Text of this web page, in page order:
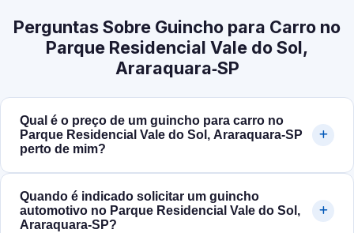
Perguntas Sobre Guincho para Carro no
Parque Residencial Vale do Sol,
Araraquara‑SP
Qual é o preço de um guincho para carro no
Parque Residencial Vale do Sol, Araraquara‑SP
perto de mim?
Quando é indicado solicitar um guincho
automotivo no Parque Residencial Vale do Sol,
Araraquara‑SP?